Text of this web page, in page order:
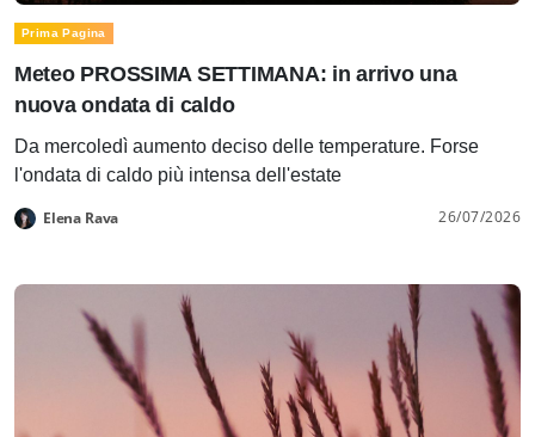
Prima Pagina
Meteo PROSSIMA SETTIMANA: in arrivo una
nuova ondata di caldo
Da mercoledì aumento deciso delle temperature. Forse
l'ondata di caldo più intensa dell'estate
Elena Rava 26/07/2026